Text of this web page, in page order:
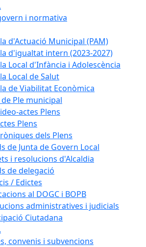
i normativa
d'Actuació Municipal (PAM)
d'igualtat intern (2023-2027)
Local d'Infància i Adolescència
Local de Salut
de Viabilitat Econòmica
Ple municipal
actes Plens
Plens
dels Plens
de Junta de Govern Local
i resolucions d'Alcaldia
de delegació
/ Edictes
al DOGC i BOPB
administratives i judicials
Ciutadana
convenis i subvencions